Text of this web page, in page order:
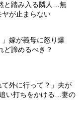
と踏み入る隣人…無
が止まらない
嫁が義母に怒り爆
ど諦めるべき？
て外に行って？」夫が
い打ちをかける…妻の